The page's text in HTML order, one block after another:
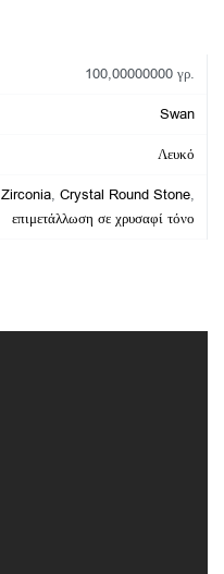
100,00000000 γρ.
Swan
Λευκό
Zirconia, Crystal Round Stone,
επιμετάλλωση σε χρυσαφί τόνο